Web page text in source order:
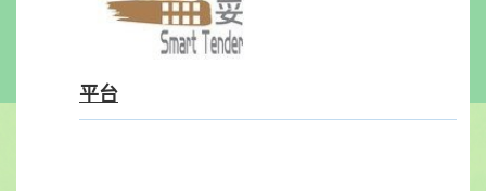
平台